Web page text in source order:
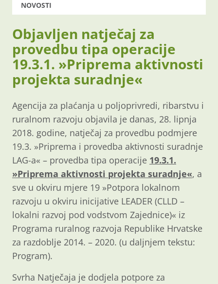
NOVOSTI
Objavljen natječaj za
provedbu tipa operacije
19.3.1. »Priprema aktivnosti
projekta suradnje«
Agencija za plaćanja u poljoprivredi, ribarstvu i
ruralnom razvoju objavila je danas, 28. lipnja
2018. godine, natječaj za provedbu podmjere
19.3. »Priprema i provedba aktivnosti suradnje
LAG-a« – provedba tipa operacije 19.3.1.
»Priprema aktivnosti projekta suradnje«, a
sve u okviru mjere 19 »Potpora lokalnom
razvoju u okviru inicijative LEADER (CLLD –
lokalni razvoj pod vodstvom Zajednice)« iz
Programa ruralnog razvoja Republike Hrvatske
za razdoblje 2014. – 2020. (u daljnjem tekstu:
Program).
Svrha Natječaja je dodjela potpore za